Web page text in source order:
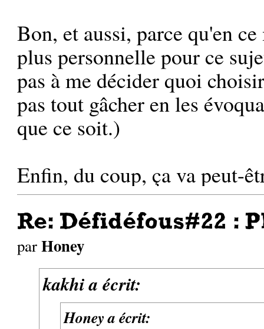
Bon, et aussi, parce qu'en
plus personnelle pour ce
pas à me décider quoi
pas tout gâcher en les
que ce soit.)
Enfin, du coup, ça va peut-
Re: Défidéfous#22 :
parHoney
kakhi a écrit:
Honey a écrit: